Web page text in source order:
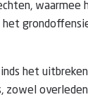
waarmee
het
het
zowel